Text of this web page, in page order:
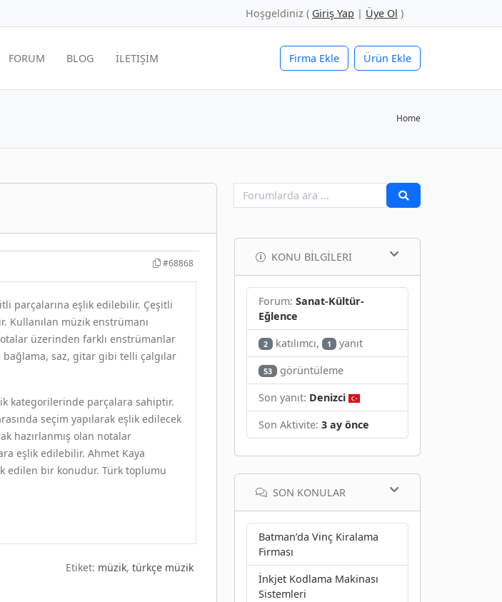
Hoşgeldiniz ( Giriş Yap | Üye Ol )
Firma Ekle Ürün Ekle
FORUM BLOG İLETİŞİM
Home
#68868
parçalarına eşlik edilebilir. Çeşitli
Kullanılan müzik enstrümanı
üzerinden farklı enstrümanlar
bağlama, saz, gitar gibi telli çalgılar
kategorilerinde parçalara sahiptir.
seçim yapılarak eşlik edilecek
hazırlanmış olan notalar
eşlik edilebilir. Ahmet Kaya
edilen bir konudur. Türk toplumu
Etiket: müzik, türkçe müzik
KONU BILGILERI
Forum: Sanat-Kültür-
Eğlence
2 katılımcı, 1 yanıt
53
görüntüleme
Son yanıt: Denizci
Son Aktivite: 3 ay önce
SON KONULAR
Batman’da Vinç Kiralama
Firması
İnkjet Kodlama Makinası
Sistemleri